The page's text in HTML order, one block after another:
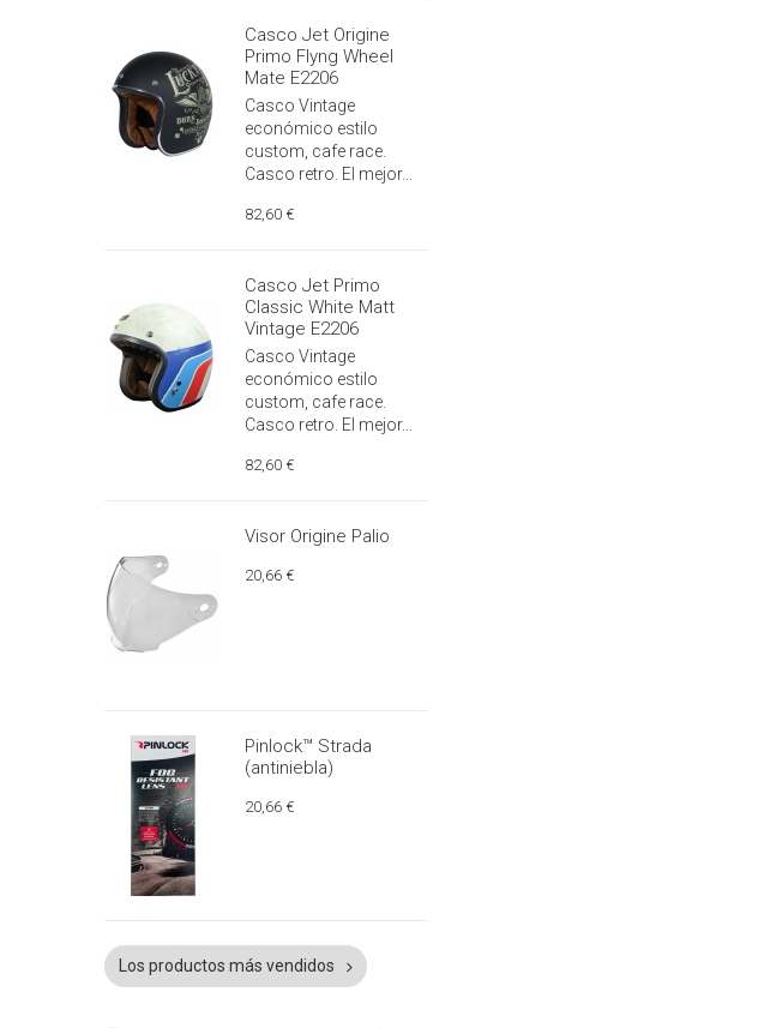
Casco Jet Origine
Primo Flyng Wheel
Mate E2206
Casco Vintage
económico estilo
custom, cafe race.
Casco retro. El mejor...
82,60 €
Casco Jet Primo
Classic White Matt
Vintage E2206
Casco Vintage
económico estilo
custom, cafe race.
Casco retro. El mejor...
82,60 €
Visor Origine Palio
20,66 €
Pinlock™ Strada
(antiniebla)
20,66 €
Los productos más vendidos